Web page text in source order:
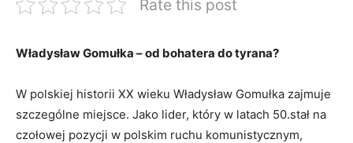
Rate this post
Władysław Gomułka – od bohatera do tyrana?
W polskiej historii XX wieku Władysław Gomułka zajmuje
szczególne miejsce. Jako lider, który w latach 50.stał na
czołowej pozycji w polskim ruchu komunistycznym,